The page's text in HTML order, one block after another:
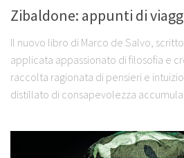
Zibaldone: appunti di
Il nuovo libro di Marco de Salvo,
applicata appassionato di filosofia e
raccolta ragionata di pensieri e
distillato di consapevolezza